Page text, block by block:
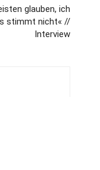
glauben, ich
stimmt nicht« //
Interview